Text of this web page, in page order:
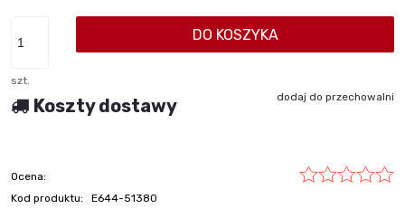
szt.
DO KOSZYKA
dodaj do przechowalni
Koszty dostawy
Ocena:
Kod produktu:
E644-51380